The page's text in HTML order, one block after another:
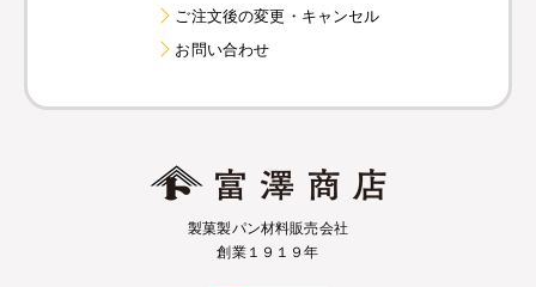
ご注文後の変更・キャンセル
お問い合わせ
製菓製パン材料販売会社
創業１９１９年